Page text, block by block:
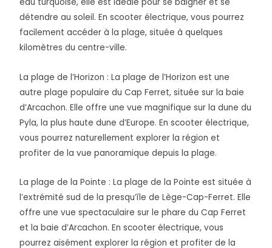
détendre au soleil. En scooter électrique, vous pourrez
facilement accéder à la plage, située à quelques
kilomètres du centre-ville.
La plage de l’Horizon : La plage de l’Horizon est une
autre plage populaire du Cap Ferret, située sur la baie
d’Arcachon. Elle offre une vue magnifique sur la dune du
Pyla, la plus haute dune d’Europe. En scooter électrique,
vous pourrez naturellement explorer la région et
profiter de la vue panoramique depuis la plage.
La plage de la Pointe : La plage de la Pointe est située à
l’extrémité sud de la presqu’île de Lège-Cap-Ferret. Elle
offre une vue spectaculaire sur le phare du Cap Ferret
et la baie d’Arcachon. En scooter électrique, vous
pourrez aisément explorer la région et profiter de la